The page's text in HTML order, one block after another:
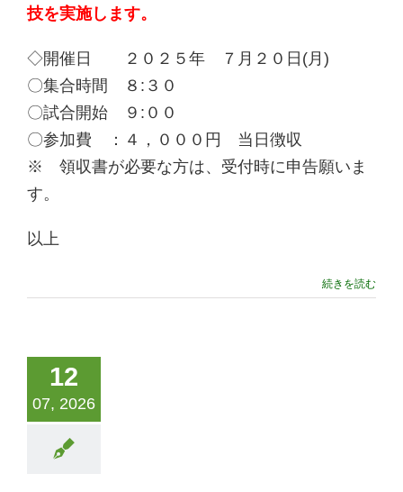
技を実施します。
◇開催日 ２０２５年 ７月２０日(月)
〇集合時間 ８:３０
〇試合開始 ９:００
〇参加費 ：４，０００円 当日徴収
※ 領収書が必要な方は、受付時に申告願いま
す。
以上
続きを読む
12
07, 2026